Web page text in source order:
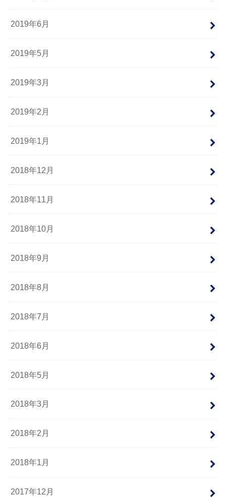
2019年6月
2019年5月
2019年3月
2019年2月
2019年1月
2018年12月
2018年11月
2018年10月
2018年9月
2018年8月
2018年7月
2018年6月
2018年5月
2018年3月
2018年2月
2018年1月
2017年12月